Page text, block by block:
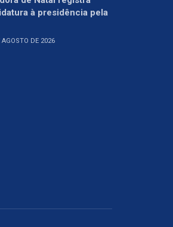
à presidência pela
AGOSTO DE 2026